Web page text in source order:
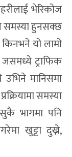
भेरिकोज
समस्या हुनसक्छ
यो लामो
ट्राफिक
मानिसमा
समस्या
भागमा पनि
खुट्टा दुख्ने,